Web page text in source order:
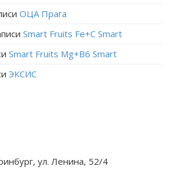
ОЦА Прага
Smart Fruits Fe+C Smart
Smart Fruits Mg+B6 Smart
ЭКСИС
ул. Ленина, 52/4